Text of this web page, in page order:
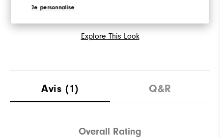
Je personnalise
Achat Express
Explore This Look
Avis (1) Q&R
Overall Rating